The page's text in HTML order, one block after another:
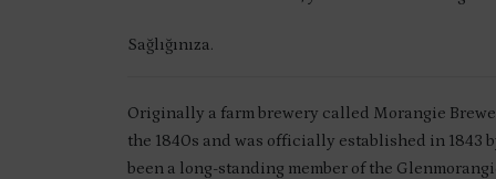
Sağlığınıza.
Originally a farm brewery called Morangie
the 1840s and was officially established in 1843
been a long-standing member of the